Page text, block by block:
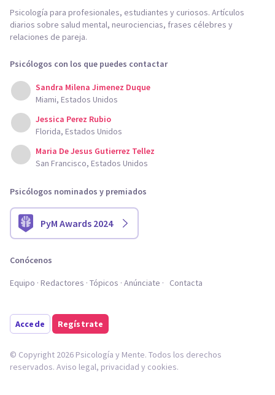
Psicología para profesionales, estudiantes y curiosos. Artículos
diarios sobre salud mental, neurociencias, frases célebres y
relaciones de pareja.
Psicólogos con los que puedes contactar
Sandra Milena Jimenez Duque
Miami, Estados Unidos
Jessica Perez Rubio
Florida, Estados Unidos
Maria De Jesus Gutierrez Tellez
San Francisco, Estados Unidos
Psicólogos nominados y premiados
PyM Awards 2024
Conócenos
Equipo Redactores Tópicos Anúnciate Contacta
Accede Regístrate
© Copyright 2026 Psicología y Mente. Todos los derechos
reservados. Aviso legal, privacidad y cookies.